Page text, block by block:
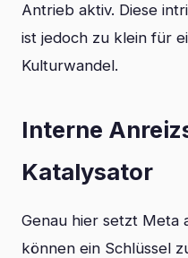
Antrieb aktiv. Diese
ist jedoch zu klein für
Kulturwandel.
Interne
Katalysator
Genau hier setzt Meta
können ein Schlüssel